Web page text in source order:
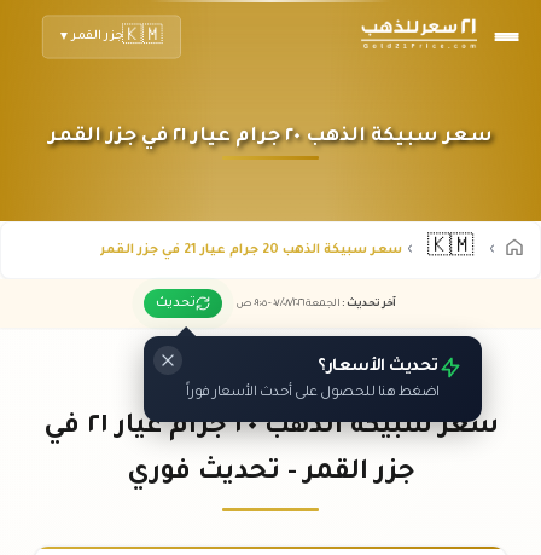
🇰🇲جزر القمر▼
سعر سبيكة الذهب ٢٠ جرام عيار ٢١ في جزر القمر
🇰🇲 سعر سبيكة الذهب 20 جرام عيار 21 في جزر القمر
آخر تحديث : الجمعة ٠٧ /٠٨/٢٠٢٦ - ٠٩:٠٥ ص تحديث
تحديث الأسعار؟
اضغط هنا للحصول على أحدث الأسعار فوراً
سعر سبيكة الذهب ٢٠ جرام عيار ٢١ في
جزر القمر - تحديث فوري